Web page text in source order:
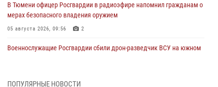
В Тюмени офицер Росгвардии в радиоэфире напомнил гражданам о
мерах безопасного владения оружием
05 августа 2026, 09:56 2
Военнослужащие Росгвардии сбили дрон-разведчик ВСУ на южном
ПОПУЛЯРНЫЕ НОВОСТИ